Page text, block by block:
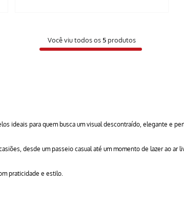
Você viu todos os 5 produtos
ideais para quem busca um visual descontraído, elegante e
desde um passeio casual até um momento de lazer ao ar
praticidade e estilo.